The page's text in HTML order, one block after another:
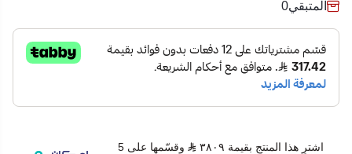
المتبقي0
اشترِ هذا المنتج بقيمة ٣٨٠٩
وقسّمها على 5